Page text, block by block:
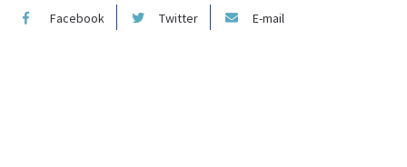
Facebook Twitter E-mail